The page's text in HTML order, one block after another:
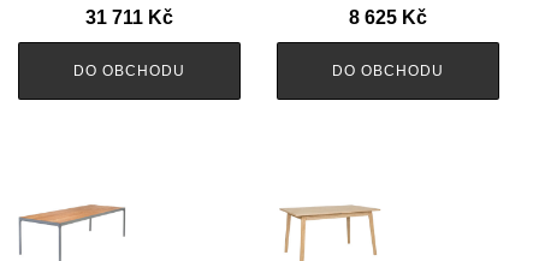
31 711 Kč
DO OBCHODU
8 625 Kč
DO OBCHODU